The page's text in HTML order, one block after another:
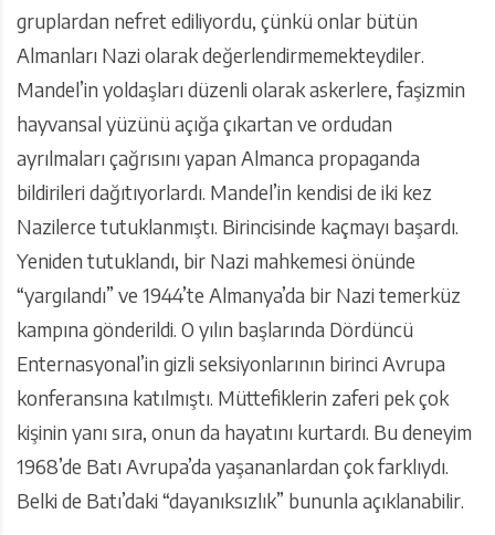
gruplardan nefret ediliyordu, çünkü onlar bütün
Almanları Nazi olarak değerlendirmemekteydiler.
Mandel’in yoldaşları düzenli olarak askerlere, faşizmin
hayvansal yüzünü açığa çıkartan ve ordudan
ayrılmaları çağrısını yapan Almanca propaganda
bildirileri dağıtıyorlardı. Mandel’in kendisi de iki kez
Nazilerce tutuklanmıştı. Birincisinde kaçmayı başardı.
Yeniden tutuklandı, bir Nazi mahkemesi önünde
“yargılandı” ve 1944’te Almanya’da bir Nazi temerküz
kampına gönderildi. O yılın başlarında Dördüncü
Enternasyonal’in gizli seksiyonlarının birinci Avrupa
konferansına katılmıştı. Müttefiklerin zaferi pek çok
kişinin yanı sıra, onun da hayatını kurtardı. Bu deneyim
1968’de Batı Avrupa’da yaşananlardan çok farklıydı.
Belki de Batı’daki “dayanıksızlık” bununla açıklanabilir.